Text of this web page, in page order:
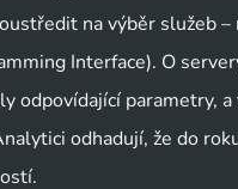
na výběr služeb
Interface). O
odpovídající parametry,
odhadují, že do